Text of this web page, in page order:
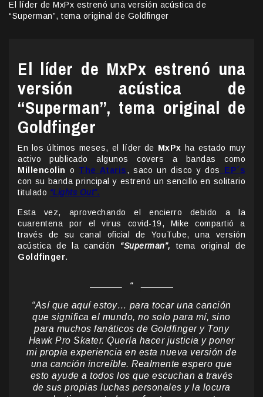
El líder de MxPx estrenó una versión acústica de
“Superman”, tema original de Goldfinger
El líder de MxPx estrenó una
versión acústica de
“Superman”, tema original de
Goldfinger
En los últimos meses, el líder de MxPx ha estado muy
activo publicado algunos covers a bandas como
Millencolin o The Ataris, saco un disco y dos
EP´s
con su banda principal y estrenó un sencillo en solitario
titulado “Lights Out”.
Esta vez, aprovechando el encierro debido a la
cuarentena por el virus covid-19, Mike compartió a
través de su canal oficial de YouTube, una versión
acústica de la canción “Superman”, tema original de
Goldfinger.
“Así que aquí estoy… para tocar una canción
que significa el mundo, no solo para mí, sino
para muchos fanáticos de Goldfinger y Tony
Hawk Pro Skater. Quería hacer justicia y poner
mi propia experiencia en esta nueva versión de
una canción increíble. Realmente espero que
esto ayude a todos los que escuchan a través
de sus propias luchas personales y la locura